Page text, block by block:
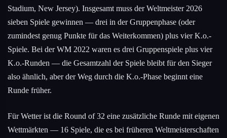
Stadium, New Jersey). Insgesamt muss der Weltmeister 2026
sieben Spiele gewinnen — drei in der Gruppenphase (oder
zumindest genug Punkte für das Weiterkommen) plus vier K.o.-
Spiele. Bei der WM 2022 waren es drei Gruppenspiele plus vier
K.o.-Runden — die Gesamtzahl der Spiele bleibt für den Sieger
also ähnlich, aber der Weg durch die K.o.-Phase beginnt eine
Runde früher.
Für Wetter ist die Round of 32 eine zusätzliche Runde mit eigenen
Wettmärkten — 16 Spiele, die es bei früheren Weltmeisterschaften